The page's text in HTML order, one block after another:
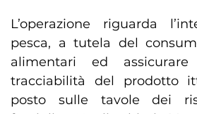
L’operazione riguarda
pesca, a tutela del
alimentari ed
tracciabilità del prodotto
posto sulle tavole dei